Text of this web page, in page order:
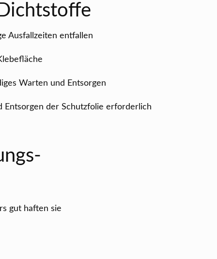
Ausfallzeiten entfallen
Warten und Entsorgen
der Schutzfolie erforderlich
gut haften sie